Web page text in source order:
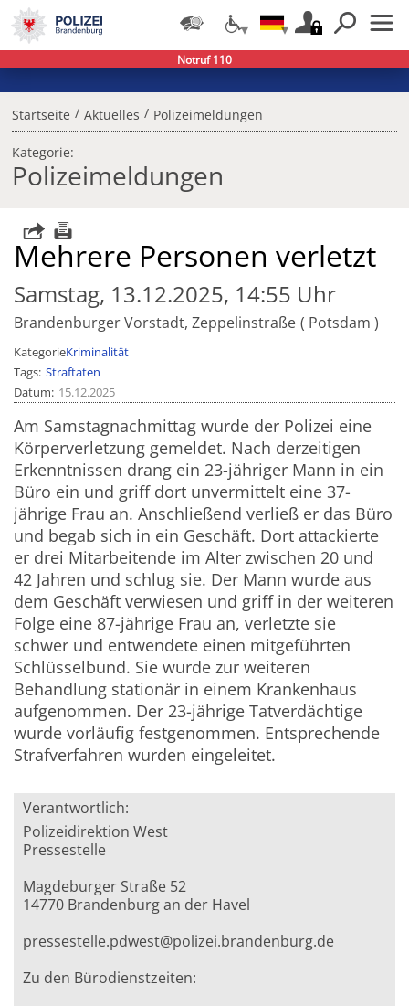
Startseite / Aktuelles / Polizeimeldungen
Kategorie:
Polizeimeldungen
Mehrere Personen verletzt
Samstag, 13.12.2025, 14:55 Uhr
Brandenburger Vorstadt, Zeppelinstraße Potsdam
KategorieKriminalität
Tags Straftaten
Datum 15.12.2025
Am Samstagnachmittag wurde der Polizei eine
Körperverletzung gemeldet. Nach derzeitigen
Erkenntnissen drang ein 23-jähriger Mann in ein
Büro ein und griff dort unvermittelt eine 37-
jährige Frau an. Anschließend verließ er das Büro
und begab sich in ein Geschäft. Dort attackierte
er drei Mitarbeitende im Alter zwischen 20 und
42 Jahren und schlug sie. Der Mann wurde aus
dem Geschäft verwiesen und griff in der weiteren
Folge eine 87-jährige Frau an, verletzte sie
schwer und entwendete einen mitgeführten
Schlüsselbund. Sie wurde zur weiteren
Behandlung stationär in einem Krankenhaus
aufgenommen. Der 23-jährige Tatverdächtige
wurde vorläufig festgenommen. Entsprechende
Strafverfahren wurden eingeleitet.
Verantwortlich:
Polizeidirektion West
Pressestelle
Magdeburger Straße 52
14770 Brandenburg an der Havel
pressestelle.pdwest@polizei.brandenburg.de
Zu den Bürodienstzeiten:
Notruf 110